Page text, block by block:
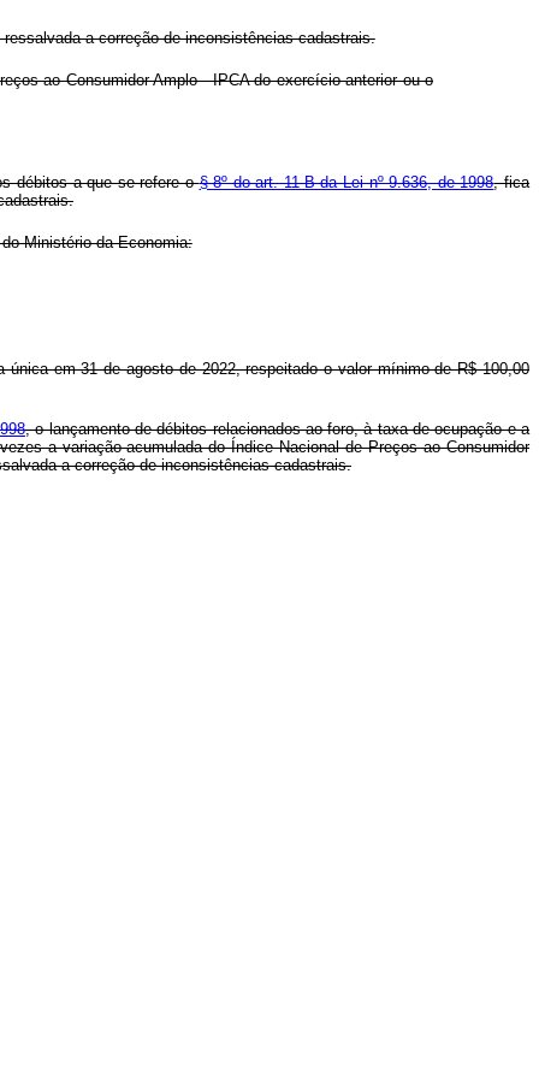
a correção de inconsistências cadastrais.
ao Consumidor Amplo - IPCA do exercício anterior ou o
débitos a que se refere o§ 8º do art. 11-B da Lei nº 9.636, de 1998, fica
Ministério da Economia:
em 31 de agosto de 2022, respeitado o valor mínimo de R$ 100,00
, o lançamento de débitos relacionados ao foro, à taxa de ocupação e a
a variação acumulada do Índice Nacional de Preços ao Consumidor
a correção de inconsistências cadastrais.